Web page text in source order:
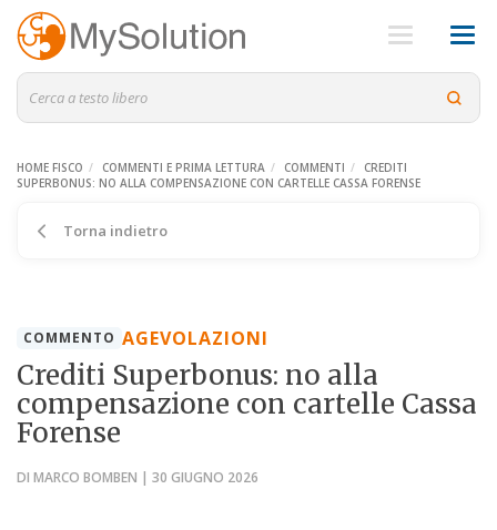
HOME FISCO COMMENTI E PRIMA LETTURA COMMENTI
CREDITI
SUPERBONUS: NO ALLA COMPENSAZIONE CON CARTELLE CASSA FORENSE
Torna indietro
COMMENTO AGEVOLAZIONI
Crediti Superbonus: no alla
compensazione con cartelle Cassa
Forense
DI MARCO BOMBEN | 30 GIUGNO 2026